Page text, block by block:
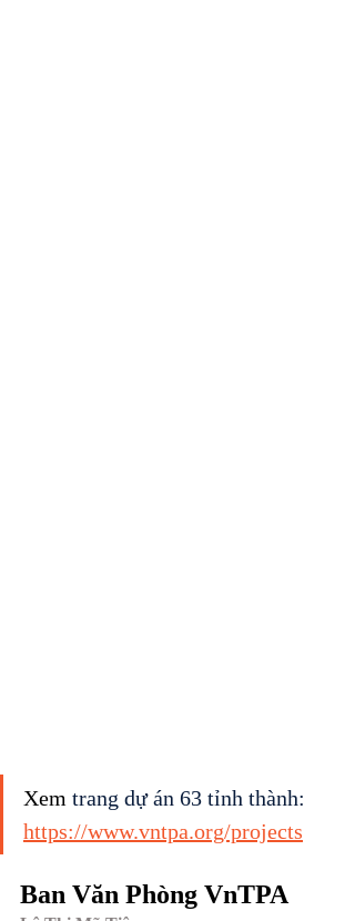
Xem trang dự án 63 tỉnh thành:
https://www.vntpa.org/projects
Ban Văn Phòng VnTPA